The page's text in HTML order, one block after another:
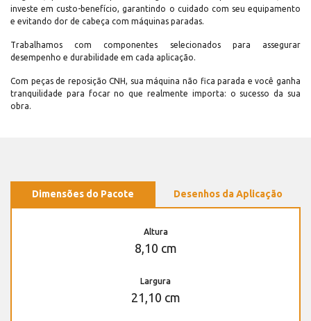
investe em custo-benefício, garantindo o cuidado com seu equipamento
e evitando dor de cabeça com máquinas paradas.
Trabalhamos com componentes selecionados para assegurar
desempenho e durabilidade em cada aplicação.
Com peças de reposição CNH, sua máquina não fica parada e você ganha
tranquilidade para focar no que realmente importa: o sucesso da sua
obra.
Dimensões do Pacote Desenhos da Aplicação
Altura
8,10 cm
Largura
21,10 cm